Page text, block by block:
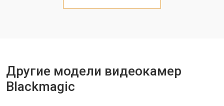
Другие модели видеокамер
Blackmagic